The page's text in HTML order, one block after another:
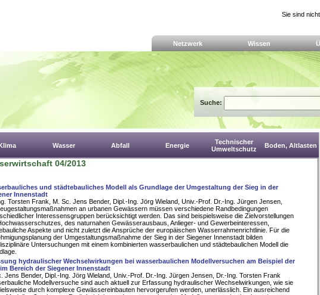
Sie sind
Netzwerk Wissen
Suche:
Wasser Abfall Energie
Technischer
Umweltschutz
Boden, Altlasten
04/2013
und städtebauliches Modell als Grundlage der Umgestaltung der Sieg in der
Innenstadt
Torsten Frank, M. Sc. Jens Bender, Dipl.-Ing. Jörg Wieland, Univ.-Prof. Dr.-Ing. Jürgen Jensen,
an urbanen Gewässern müssen verschiedene Randbedingungen
Interessensgruppen berücksichtigt werden. Das sind beispielsweise die Zielvorstellungen
des naturnahen Gewässerausbaus, Anlieger- und Gewerbeinteressen,
Aspekte und nicht zuletzt die Ansprüche der europäischen Wasserrahmenrichtlinie. Für die
der Umgestaltungsmaßnahme der Sieg in der Siegener Innenstadt bilden
Untersuchungen mit einem kombinierten wasserbaulichen und städtebaulichen Modell die
hydraulischer Wechselwirkungen bei wasserbaulichen Modellversuchen am Beispiel der
Bereich der Siegener Innenstadt
Jens Bender, Dipl.-Ing. Jörg Wieland, Univ.-Prof. Dr.-Ing. Jürgen Jensen, Dr.-Ing. Torsten Frank
Modellversuche sind auch aktuell zur Erfassung hydraulischer Wechselwirkungen, wie sie
durch komplexe Gewässereinbauten hervorgerufen werden, unerlässlich. Ein ausreichend